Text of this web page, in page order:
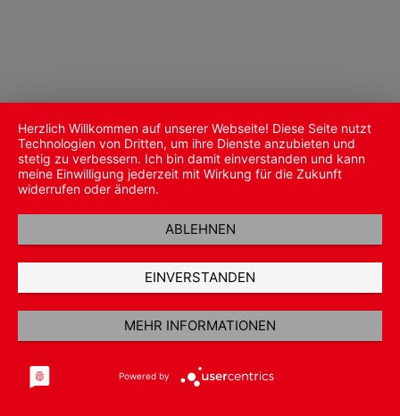
Herzlich Willkommen auf unserer Webseite! Diese Seite nutzt
Technologien von Dritten, um ihre Dienste anzubieten und
stetig zu verbessern. Ich bin damit einverstanden und kann
meine Einwilligung jederzeit mit Wirkung für die Zukunft
widerrufen oder ändern.
ABLEHNEN
EINVERSTANDEN
MEHR INFORMATIONEN
Powered by